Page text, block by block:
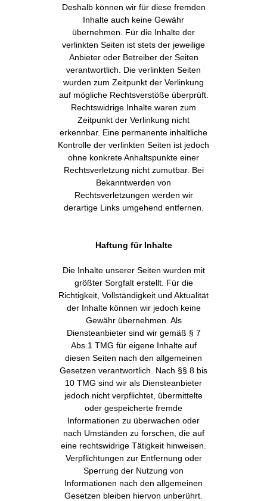
Deshalb können wir für diese fremden
Inhalte auch keine Gewähr
übernehmen. Für die Inhalte der
verlinkten Seiten ist stets der jeweilige
Anbieter oder Betreiber der Seiten
verantwortlich. Die verlinkten Seiten
wurden zum Zeitpunkt der Verlinkung
auf mögliche Rechtsverstöße überprüft.
Rechtswidrige Inhalte waren zum
Zeitpunkt der Verlinkung nicht
erkennbar. Eine permanente inhaltliche
Kontrolle der verlinkten Seiten ist jedoch
ohne konkrete Anhaltspunkte einer
Rechtsverletzung nicht zumutbar. Bei
Bekanntwerden von
Rechtsverletzungen werden wir
derartige Links umgehend entfernen.
Haftung für Inhalte
Die Inhalte unserer Seiten wurden mit
größter Sorgfalt erstellt. Für die
Richtigkeit, Vollständigkeit und Aktualität
der Inhalte können wir jedoch keine
Gewähr übernehmen. Als
Diensteanbieter sind wir gemäß § 7
Abs.1 TMG für eigene Inhalte auf
diesen Seiten nach den allgemeinen
Gesetzen verantwortlich. Nach §§ 8 bis
10 TMG sind wir als Diensteanbieter
jedoch nicht verpflichtet, übermittelte
oder gespeicherte fremde
Informationen zu überwachen oder
nach Umständen zu forschen, die auf
eine rechtswidrige Tätigkeit hinweisen.
Verpflichtungen zur Entfernung oder
Sperrung der Nutzung von
Informationen nach den allgemeinen
Gesetzen bleiben hiervon unberührt.